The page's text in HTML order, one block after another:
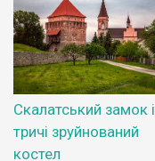
Скалатський замок і
тричі зруйнований
костел